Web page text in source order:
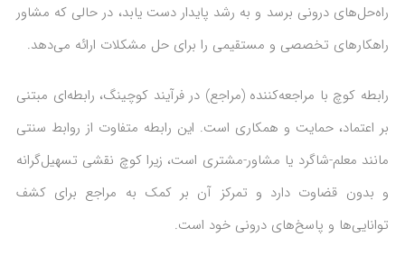
راه‌حل‌های درونی برسد و به رشد پایدار دست یابد، در حالی که مشاور
راهکارهای تخصصی و مستقیمی را برای حل مشکلات ارائه می‌دهد.
رابطه کوچ با مراجعه‌کننده (مراجع) در فرآیند کوچینگ، رابطه‌ای مبتنی
بر اعتماد، حمایت و همکاری است. این رابطه متفاوت از روابط سنتی
مانند معلم-شاگرد یا مشاور-مشتری است، زیرا کوچ نقشی تسهیل‌گرانه
و بدون قضاوت دارد و تمرکز آن بر کمک به مراجع برای کشف
توانایی‌ها و پاسخ‌های درونی خود است.